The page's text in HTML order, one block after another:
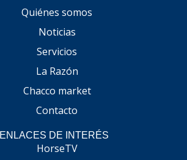
Quiénes somos
Noticias
Servicios
La Razón
Chacco market
Contacto
ENLACES DE INTERÉS
HorseTV